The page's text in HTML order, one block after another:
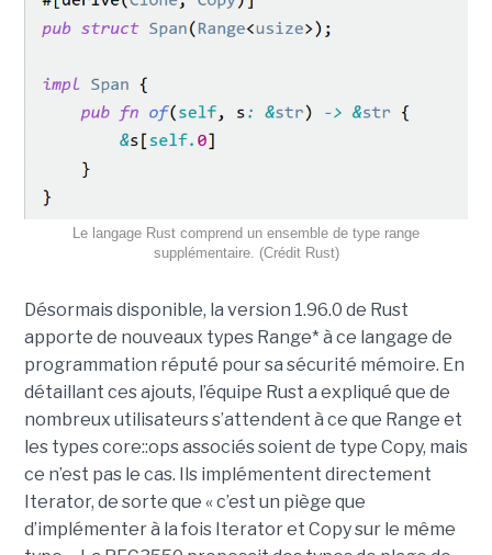
Le langage Rust comprend un ensemble de type range
supplémentaire. (Crédit Rust)
Désormais disponible, la version 1.96.0 de Rust
apporte de nouveaux types Range* à ce langage de
programmation réputé pour sa sécurité mémoire. En
détaillant ces ajouts, l’équipe Rust a expliqué que de
nombreux utilisateurs s’attendent à ce que Range et
les types core::ops associés soient de type Copy, mais
ce n’est pas le cas. Ils implémentent directement
Iterator, de sorte que « c’est un piège que
d’implémenter à la fois Iterator et Copy sur le même